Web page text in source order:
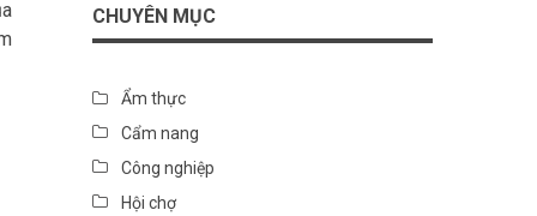
CHUYÊN MỤC
Ẩm thực
Cẩm nang
Công nghiệp
Hội chợ